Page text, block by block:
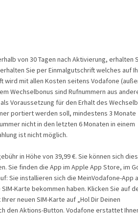
von 30 Tagen nach Aktivierung, erhalten
Sie per Einmalgutschrift welches auf
wird mit allen Kosten seitens Vodafone
Wechselbonus sind Rufnummern aus
Voraussetzung für den Erhalt des
portiert werden soll, mindestens 3 Monate
nicht in den letzten 6 Monaten in einem
ist nicht möglich.
in Höhe von 39,99 €. Sie können sich
Sie finden die App im Apple App Store, im
Sie installieren sich die MeinVodafone-App
Karte bekommen haben. Klicken Sie auf
neuen SIM-Karte auf „Hol Dir Deinen
den Aktions-Button. Vodafone erstattet